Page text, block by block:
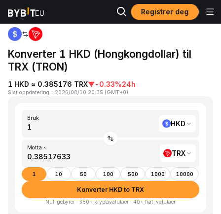
Registrer deg
Hjem HKD to TRX
Konverter 1 HKD (Hongkongdollar) til
TRX (TRON)
1 HKD ≈ 0.385176 TRX▼-0.33%24h
Sist oppdatering ： 2026/08/10 20:35 (GMT+0)
Bruk
HKD
Motta ~
TRX
1 10 50 100 500 1000 10000
Konverter HKD to TRX
Null gebyrer · 350+ kryptovalutaer · 40+ fiat-valutaer